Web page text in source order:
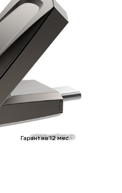
Гарантия 12 мес.